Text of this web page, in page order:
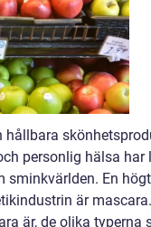
hållbara
personlig hälsa har
sminkvärlden. En högt
är
är, de olika typerna